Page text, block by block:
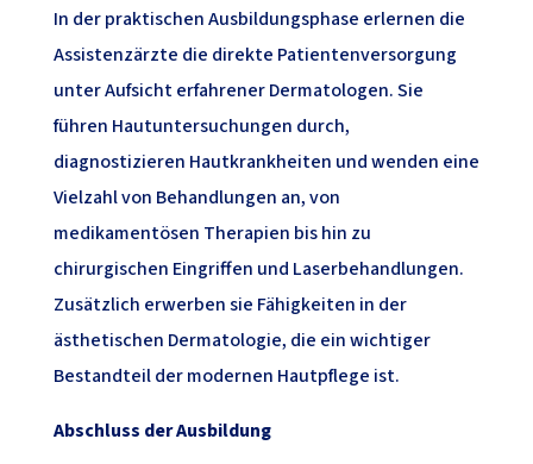
In der praktischen Ausbildungsphase erlernen die
Assistenzärzte die direkte Patientenversorgung
unter Aufsicht erfahrener Dermatologen. Sie
führen Hautuntersuchungen durch,
diagnostizieren Hautkrankheiten und wenden eine
Vielzahl von Behandlungen an, von
medikamentösen Therapien bis hin zu
chirurgischen Eingriffen und Laserbehandlungen.
Zusätzlich erwerben sie Fähigkeiten in der
ästhetischen Dermatologie, die ein wichtiger
Bestandteil der modernen Hautpflege ist.
Abschluss der Ausbildung